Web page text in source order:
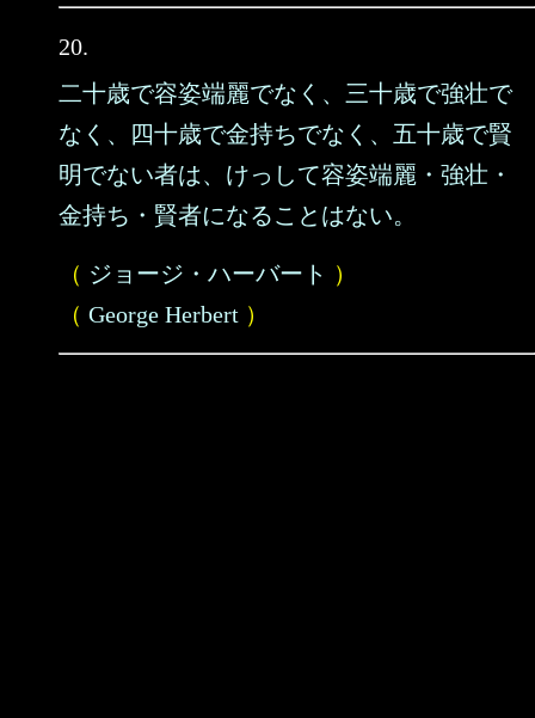
20.
二十歳で容姿端麗でなく、三十歳で強壮で
なく、四十歳で金持ちでなく、五十歳で賢
明でない者は、けっして容姿端麗・強壮・
金持ち・賢者になることはない。
（ ジョージ・ハーバート ）
（ George Herbert ）